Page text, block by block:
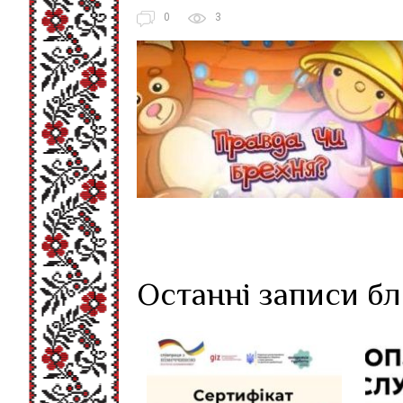
0 3
Останні записи